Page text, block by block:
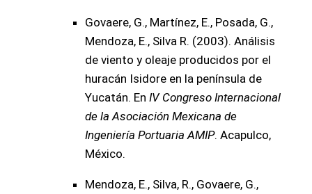
Govaere, G., Martínez, E., Posada, G.,
Mendoza, E., Silva R. (2003). Análisis
de viento y oleaje producidos por el
huracán Isidore en la península de
Yucatán. En IV Congreso Internacional
de la Asociación Mexicana de
Ingeniería Portuaria AMIP. Acapulco,
México.
Mendoza, E., Silva, R., Govaere, G.,